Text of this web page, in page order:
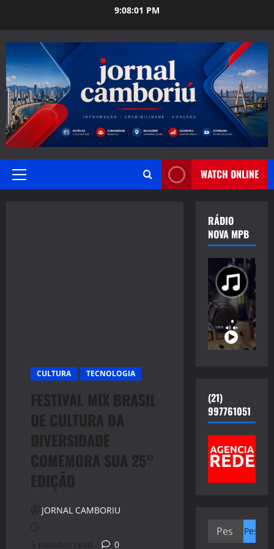
9:08:02 PM
Primary
WATCH ONLINE
CULTURA TECNOLOGIA
FESTIVAL MIX BRASIL
DE CULTURA DA
DIVERSIDADE
COMEMORA SUA 25°
EDIÇÃO
JORNAL CAMBORIU
5 minutes read 0
RÁDIO
NOVA MPB
(21)
997761051
Pesquisar